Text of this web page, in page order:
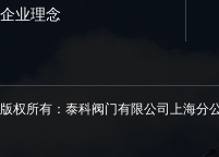
企业理念
版权所有：泰科阀门有限公司上海